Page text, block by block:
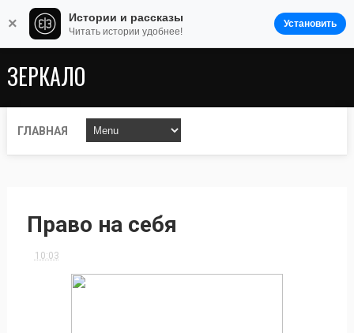
ЗЕРКАЛО
ГЛАВНАЯ
Право на себя
10:03
× Истории и рассказы
Читать истории удобнее!
Установить